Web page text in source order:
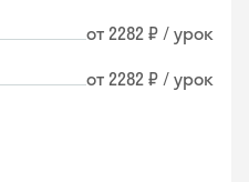
от 2282 ₽ / урок
от 2282 ₽ / урок